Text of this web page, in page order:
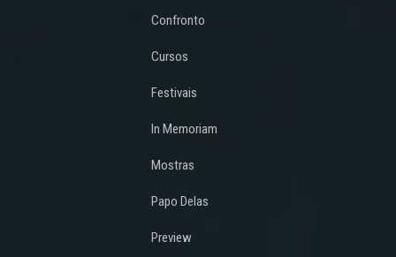
Confronto
Cursos
Festivais
In Memoriam
Mostras
Papo Delas
Preview